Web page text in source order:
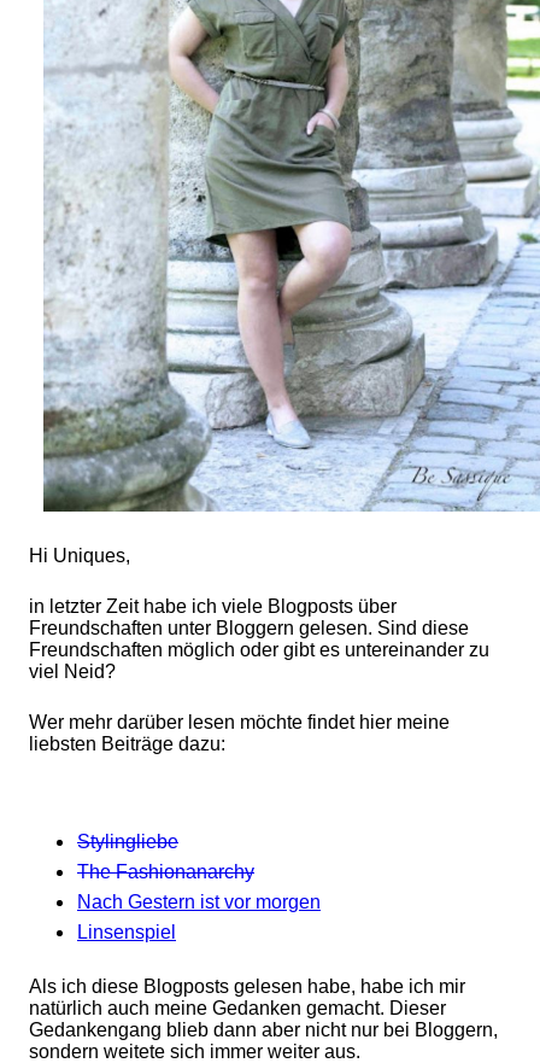
Hi Uniques,
in letzter Zeit habe ich viele Blogposts über
Freundschaften unter Bloggern gelesen. Sind diese
Freundschaften möglich oder gibt es untereinander zu
viel Neid?
Wer mehr darüber lesen möchte findet hier meine
liebsten Beiträge dazu:
Stylingliebe
The Fashionanarchy
Nach Gestern ist vor morgen
Linsenspiel
Als ich diese Blogposts gelesen habe, habe ich mir
natürlich auch meine Gedanken gemacht. Dieser
Gedankengang blieb dann aber nicht nur bei Bloggern,
sondern weitete sich immer weiter aus.